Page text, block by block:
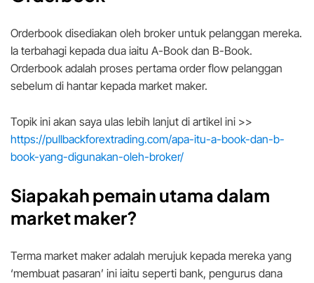
Orderbook disediakan oleh broker untuk pelanggan mereka.
Ia terbahagi kepada dua iaitu A-Book dan B-Book.
Orderbook adalah proses pertama order flow pelanggan
sebelum di hantar kepada market maker.
Topik ini akan saya ulas lebih lanjut di artikel ini >>
https://pullbackforextrading.com/apa-itu-a-book-dan-b-
book-yang-digunakan-oleh-broker/
Siapakah pemain utama dalam
market maker?
Terma market maker adalah merujuk kepada mereka yang
‘membuat pasaran’ ini iaitu seperti bank, pengurus dana